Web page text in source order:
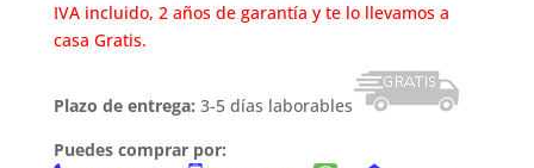
IVA incluido, 2 años de garantía y te lo llevamos a
casa Gratis.
Plazo de entrega: 3-5 días laborables
Puedes comprar por: